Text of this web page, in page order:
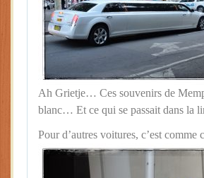
Ah Grietje… Ces souvenirs de
blanc… Et ce qui se passait dans la
Pour d’autres voitures, c’est